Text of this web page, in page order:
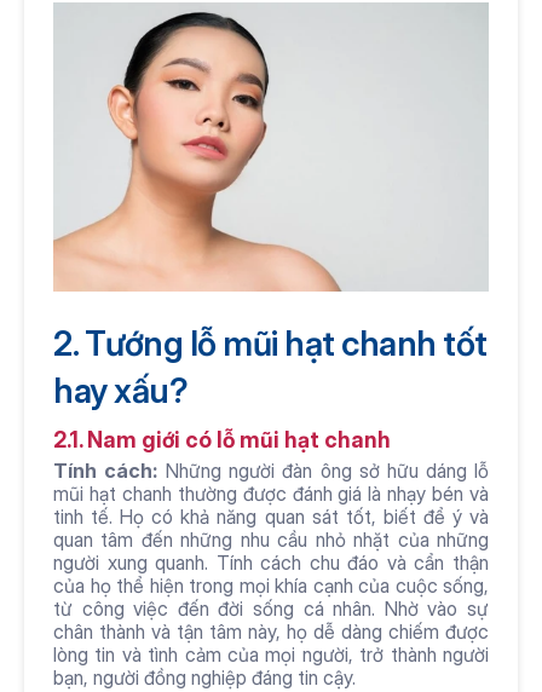
2. Tướng lỗ mũi hạt chanh tốt
hay xấu?
2.1. Nam giới có lỗ mũi hạt chanh
Tính cách: Những người đàn ông sở hữu dáng lỗ
mũi hạt chanh thường được đánh giá là nhạy bén và
tinh tế. Họ có khả năng quan sát tốt, biết để ý và
quan tâm đến những nhu cầu nhỏ nhặt của những
người xung quanh. Tính cách chu đáo và cẩn thận
của họ thể hiện trong mọi khía cạnh của cuộc sống,
từ công việc đến đời sống cá nhân. Nhờ vào sự
chân thành và tận tâm này, họ dễ dàng chiếm được
lòng tin và tình cảm của mọi người, trở thành người
bạn, người đồng nghiệp đáng tin cậy.